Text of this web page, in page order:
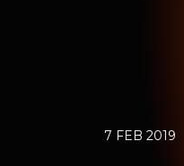
7 FEB 2019